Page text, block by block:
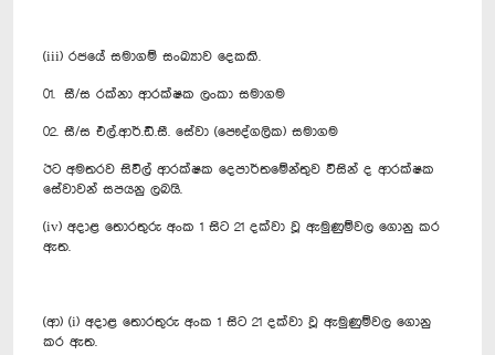
(iii) රජයේ සමාගම් සංඛ්‍යාව දෙකකි.
01. සී/ස රක්නා ආරක්ෂක ලංකා සමාගම
02. සී/ස එල්.ආර්.ඩී.සී. සේවා (පෞද්ගලික) සමාගම
ඊට අමතරව සිවිල් ආරක්ෂක දෙපාර්තමේන්තුව විසින් ද ආරක්ෂක
සේවාවන් සපයනු ලබයි.
(iv) අදාළ තොරතුරු අංක 1 සිට 21 දක්වා වූ ඇමුණුම්වල ගොනු කර
ඇත.
(ආ) (i) අදාළ තොරතුරු අංක 1 සිට 21 දක්වා වූ ඇමුණුම්වල ගොනු
කර ඇත.